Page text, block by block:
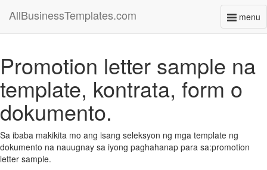
menu
AllBusinessTemplates.com
Promotion letter sample na
template, kontrata, form o
dokumento.
Sa ibaba makikita mo ang isang seleksyon ng mga template ng
dokumento na nauugnay sa iyong paghahanap para sa:promotion
letter sample.